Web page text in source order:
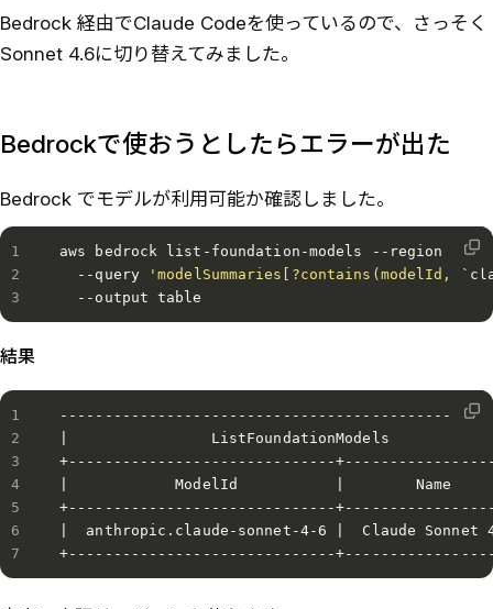
Bedrock 経由でClaude Codeを使っているので、さっそく
Sonnet 4.6に切り替えてみました。
Bedrockで使おうとしたらエラーが出た
Bedrock でモデルが利用可能か確認しました。
aws bedrock list-foundation-models --region ap-
  --query
'modelSummaries[?contains(modelId, `
  --output table
結果
|                ListFoundationModels
+------------------------------
|            ModelId           |        Name
+------------------------------
|  anthropic.claude-sonnet-4-6 |  Claude
+------------------------------